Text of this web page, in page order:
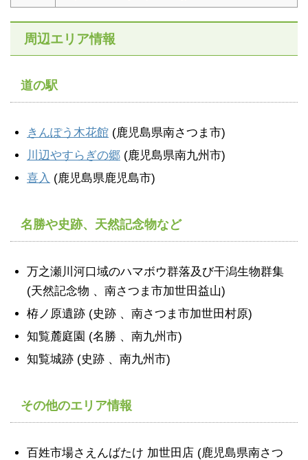
周辺エリア情報
道の駅
きんぽう木花館 (鹿児島県南さつま市)
川辺やすらぎの郷 (鹿児島県南九州市)
喜入 (鹿児島県鹿児島市)
名勝や史跡、天然記念物など
万之瀬川河口域のハマボウ群落及び干潟生物群集
(天然記念物 、南さつま市加世田益山)
栫ノ原遺跡 (史跡 、南さつま市加世田村原)
知覧麓庭園 (名勝 、南九州市)
知覧城跡 (史跡 、南九州市)
その他のエリア情報
百姓市場さえんばたけ 加世田店 (鹿児島県南さつ